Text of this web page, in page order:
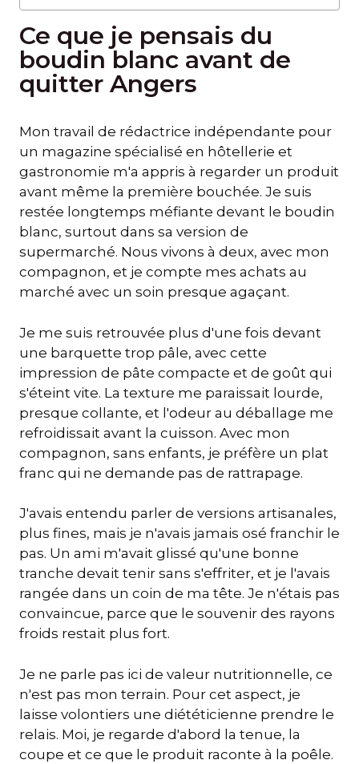
Ce que je pensais du
boudin blanc avant de
quitter Angers
Mon travail de rédactrice indépendante pour
un magazine spécialisé en hôtellerie et
gastronomie m'a appris à regarder un produit
avant même la première bouchée. Je suis
restée longtemps méfiante devant le boudin
blanc, surtout dans sa version de
supermarché. Nous vivons à deux, avec mon
compagnon, et je compte mes achats au
marché avec un soin presque agaçant.
Je me suis retrouvée plus d'une fois devant
une barquette trop pâle, avec cette
impression de pâte compacte et de goût qui
s'éteint vite. La texture me paraissait lourde,
presque collante, et l'odeur au déballage me
refroidissait avant la cuisson. Avec mon
compagnon, sans enfants, je préfère un plat
franc qui ne demande pas de rattrapage.
J'avais entendu parler de versions artisanales,
plus fines, mais je n'avais jamais osé franchir le
pas. Un ami m'avait glissé qu'une bonne
tranche devait tenir sans s'effriter, et je l'avais
rangée dans un coin de ma tête. Je n'étais pas
convaincue, parce que le souvenir des rayons
froids restait plus fort.
Je ne parle pas ici de valeur nutritionnelle, ce
n'est pas mon terrain. Pour cet aspect, je
laisse volontiers une diététicienne prendre le
relais. Moi, je regarde d'abord la tenue, la
coupe et ce que le produit raconte à la poêle.